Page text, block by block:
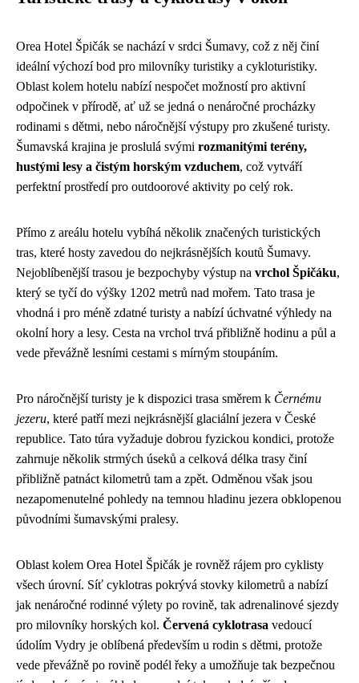
Orea Hotel Špičák se nachází v srdci Šumavy, což z něj činí
ideální výchozí bod pro milovníky turistiky a cykloturistiky.
Oblast kolem hotelu nabízí nespočet možností pro aktivní
odpočinek v přírodě, ať už se jedná o nenáročné procházky
rodinami s dětmi, nebo náročnější výstupy pro zkušené turisty.
Šumavská krajina je proslulá svými rozmanitými terény,
hustými lesy a čistým horským vzduchem, což vytváří
perfektní prostředí pro outdoorové aktivity po celý rok.
Přímo z areálu hotelu vybíhá několik značených turistických
tras, které hosty zavedou do nejkrásnějších koutů Šumavy.
Nejoblíbenější trasou je bezpochyby výstup na vrchol Špičáku,
který se tyčí do výšky 1202 metrů nad mořem. Tato trasa je
vhodná i pro méně zdatné turisty a nabízí úchvatné výhledy na
okolní hory a lesy. Cesta na vrchol trvá přibližně hodinu a půl a
vede převážně lesními cestami s mírným stoupáním.
Pro náročnější turisty je k dispozici trasa směrem k Černému
jezeru, které patří mezi nejkrásnější glaciální jezera v České
republice. Tato túra vyžaduje dobrou fyzickou kondici, protože
zahrnuje několik strmých úseků a celková délka trasy činí
přibližně patnáct kilometrů tam a zpět. Odměnou však jsou
nezapomenutelné pohledy na temnou hladinu jezera obklopenou
původními šumavskými pralesy.
Oblast kolem Orea Hotel Špičák je rovněž rájem pro cyklisty
všech úrovní. Síť cyklotras pokrývá stovky kilometrů a nabízí
jak nenáročné rodinné výlety po rovině, tak adrenalinové sjezdy
pro milovníky horských kol. Červená cyklotrasa vedoucí
údolím Vydry je oblíbená především u rodin s dětmi, protože
vede převážně po rovině podél řeky a umožňuje tak bezpečnou